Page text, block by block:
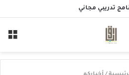
تدريبي مجاني